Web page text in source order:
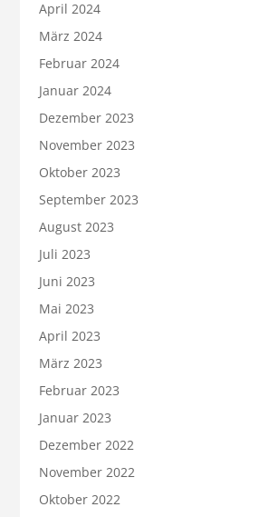
April 2024
März 2024
Februar 2024
Januar 2024
Dezember 2023
November 2023
Oktober 2023
September 2023
August 2023
Juli 2023
Juni 2023
Mai 2023
April 2023
März 2023
Februar 2023
Januar 2023
Dezember 2022
November 2022
Oktober 2022